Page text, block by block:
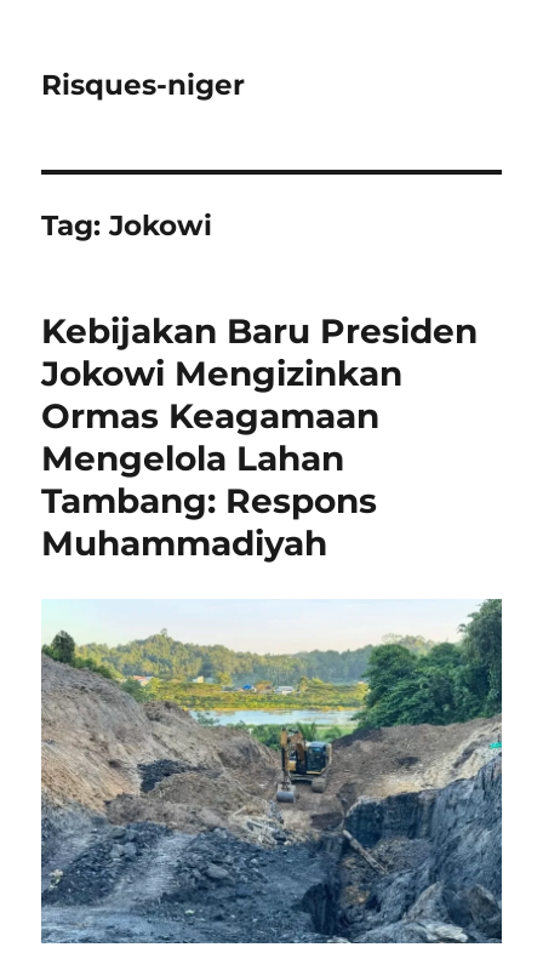
Risques-niger
Tag:Jokowi
Kebijakan Baru Presiden
Jokowi Mengizinkan
Ormas Keagamaan
Mengelola Lahan
Tambang: Respons
Muhammadiyah